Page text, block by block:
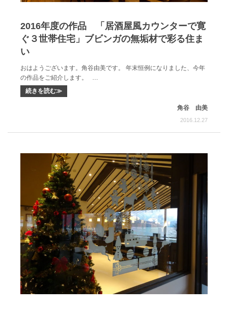
2016年度の作品 「居酒屋風カウンターで寛
ぐ３世帯住宅」ブビンガの無垢材で彩る住ま
い
おはようございます。角谷由美です。 年末恒例になりました、今年
の作品をご紹介します。 …
続きを読む≫
角谷 由美
2016.12.27